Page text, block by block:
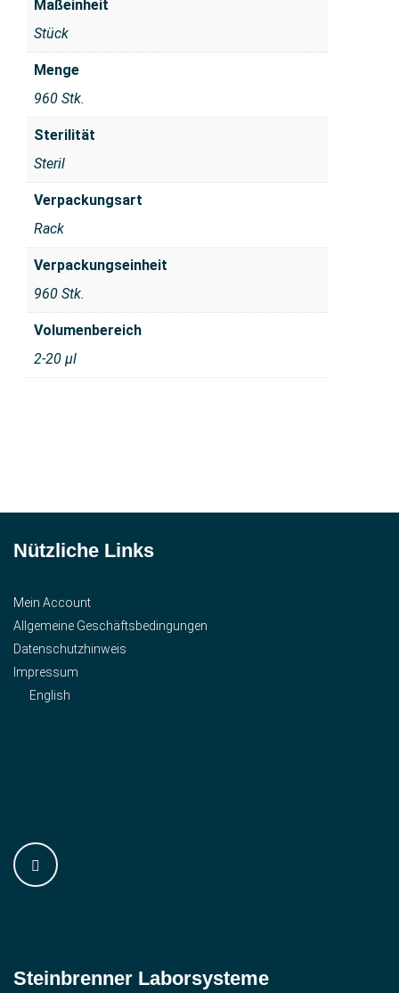
Maßeinheit
Stück
Menge
960 Stk.
Sterilität
Steril
Verpackungsart
Rack
Verpackungseinheit
960 Stk.
Volumenbereich
2-20 μl
Nützliche Links
Mein Account
Allgemeine Geschäftsbedingungen
Datenschutzhinweis
Impressum
English
Steinbrenner ­Laborsysteme